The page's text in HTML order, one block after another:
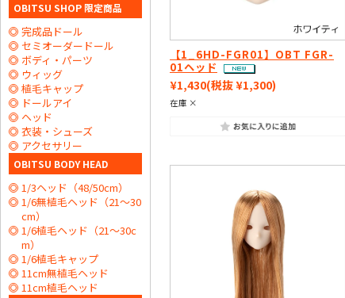
【1_6HD-FGR01】OBT FGR-
01ヘッド
¥1,430(税抜 ¥1,300)
在庫 ×
OBITSU SHOP 限定商品
完成品ドール
セミオーダードール
ボディ・パーツ
ウィッグ
植毛キャップ
ドールアイ
ヘッド
衣装・シューズ
アクセサリー
OBITSU BODY HEAD
1/3ヘッド（48/50cm）
1/6無植毛ヘッド（21～30
cm）
1/6植毛ヘッド（21～30c
m）
1/6植毛キャップ
11cm無植毛ヘッド
11cm植毛ヘッド